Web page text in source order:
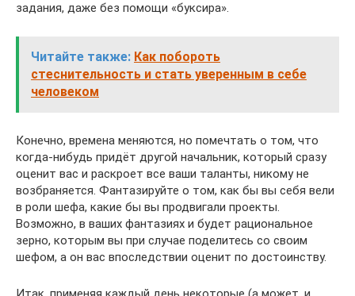
задания, даже без помощи «буксира».
Читайте также: Как побороть
стеснительность и стать уверенным в себе
человеком
Конечно, времена меняются, но помечтать о том, что
когда-нибудь придёт другой начальник, который сразу
оценит вас и раскроет все ваши таланты, никому не
возбраняется. Фантазируйте о том, как бы вы себя вели
в роли шефа, какие бы вы продвигали проекты.
Возможно, в ваших фантазиях и будет рациональное
зерно, которым вы при случае поделитесь со своим
шефом, а он вас впоследствии оценит по достоинству.